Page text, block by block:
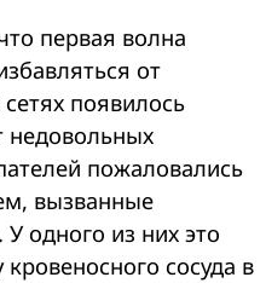
первая волна
от
появилось
недовольных
пожаловались
вызванные
одного из них это
сосуда в